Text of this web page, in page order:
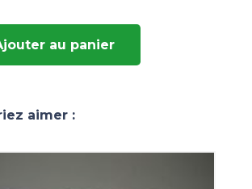
au panier
aimer :